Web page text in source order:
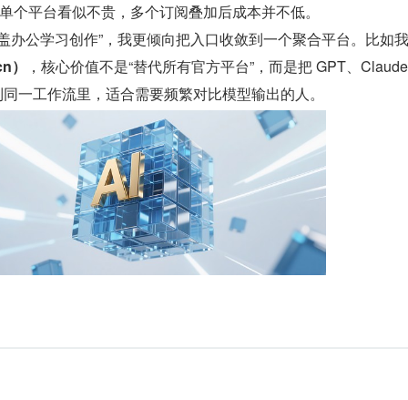
个平台看似不贵，多个订阅叠加后成本并不低。
办公学习创作”，我更倾向把入口收敛到一个聚合平台。比如
）
，核心价值不是“替代所有官方平台”，而是把 GPT、
一工作流里，适合需要频繁对比模型输出的人。